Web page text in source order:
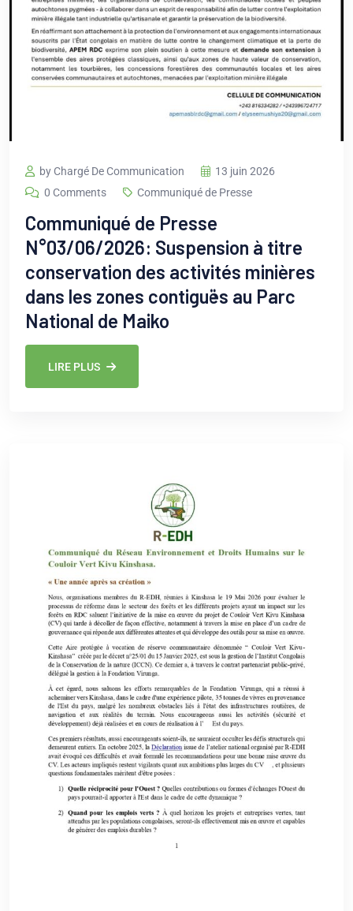
by Chargé De Communication
13 juin 2026
0 Comments
Communiqué de Presse
Communiqué de Presse
N°03/06/2026: Suspension à titre
conservation des activités minières
dans les zones contiguës au Parc
National de Maiko
LIRE PLUS